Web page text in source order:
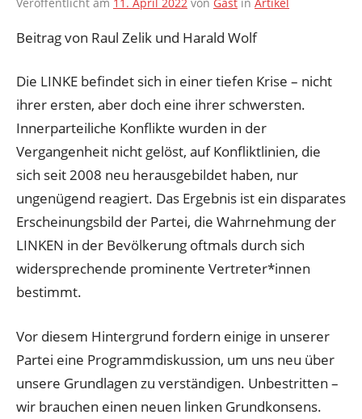
Beitrag von Raul Zelik und Harald Wolf
Die LINKE befindet sich in einer tiefen Krise – nicht
ihrer ersten, aber doch eine ihrer schwersten.
Innerparteiliche Konflikte wurden in der
Vergangenheit nicht gelöst, auf Konfliktlinien, die
sich seit 2008 neu herausgebildet haben, nur
ungenügend reagiert. Das Ergebnis ist ein disparates
Erscheinungsbild der Partei, die Wahrnehmung der
LINKEN in der Bevölkerung oftmals durch sich
widersprechende prominente Vertreter*innen
bestimmt.
Vor diesem Hintergrund fordern einige in unserer
Partei eine Programmdiskussion, um uns neu über
unsere Grundlagen zu verständigen. Unbestritten –
wir brauchen einen neuen linken Grundkonsens.